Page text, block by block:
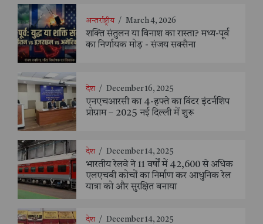
अन्तर्राष्ट्रीय / March 4, 2026
शक्ति संतुलन या विनाश का रास्ता? मध्य-पूर्व
का निर्णायक मोड़ - संजय सक्सैना
देश / December 16, 2025
एनएचआरसी का 4-हफ्ते का विंटर इंटर्नशिप
प्रोग्राम – 2025 नई दिल्ली में शुरू
देश / December 14, 2025
भारतीय रेलवे ने 11 वर्षों में 42,600 से अधिक
एलएचबी कोचों का निर्माण कर आधुनिक रेल
यात्रा को और सुरक्षित बनाया
देश / December 14, 2025